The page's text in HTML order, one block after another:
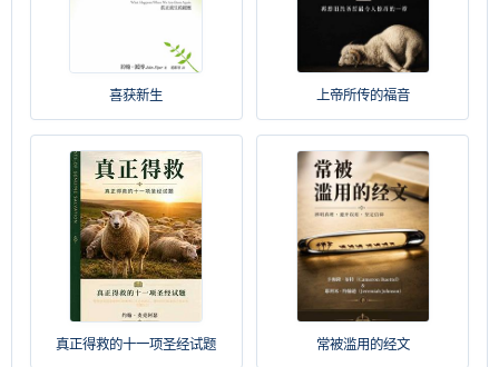
喜获新生 上帝所传的福音
真正得救的十一项圣经试题 常被滥用的经文